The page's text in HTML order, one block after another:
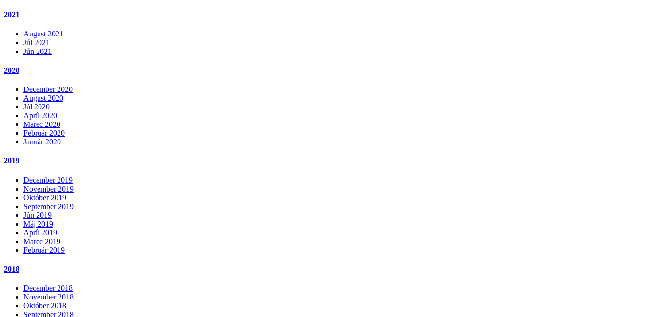
2021
August 2021
Júl 2021
Jún 2021
2020
December 2020
August 2020
Júl 2020
Apríl 2020
Marec 2020
Február 2020
Január 2020
2019
December 2019
November 2019
Október 2019
September 2019
Jún 2019
Máj 2019
Apríl 2019
Marec 2019
Február 2019
2018
December 2018
November 2018
Október 2018
September 2018